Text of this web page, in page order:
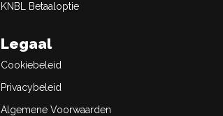
KNBL Betaaloptie
Legaal
Cookiebeleid
Privacybeleid
Algemene Voorwaarden